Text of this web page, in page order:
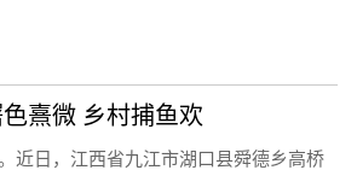
色熹微 乡村捕鱼欢
近日，江西省九江市湖口县舜德乡高桥